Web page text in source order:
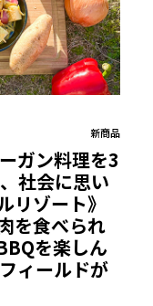
ガン料理を3
社会に思い
リゾート》
を食べられ
を楽しん
ィールドが
新商品